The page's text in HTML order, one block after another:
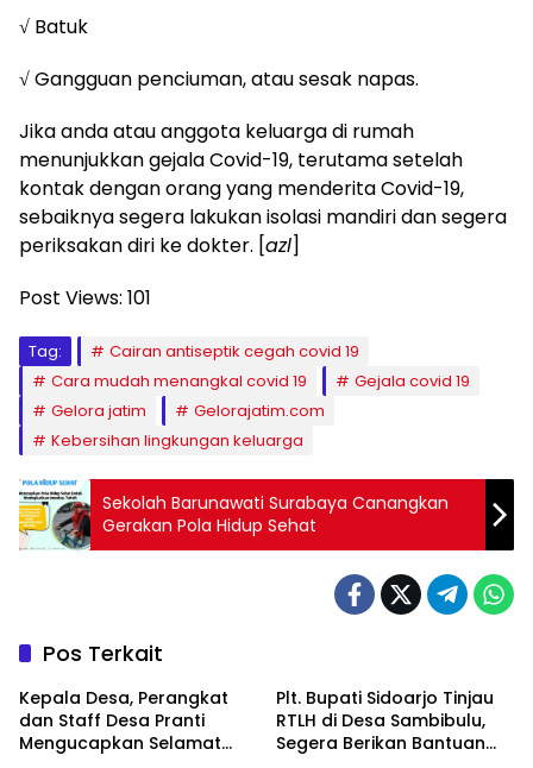
√ Batuk
√ Gangguan penciuman, atau sesak napas.
Jika anda atau anggota keluarga di rumah
menunjukkan gejala Covid-19, terutama setelah
kontak dengan orang yang menderita Covid-19,
sebaiknya segera lakukan isolasi mandiri dan segera
periksakan diri ke dokter. [azl]
Post Views: 101
Tag:
Cairan antiseptik cegah covid 19
Cara mudah menangkal covid 19
Gejala covid 19
Gelora jatim
Gelorajatim.com
Kebersihan lingkungan keluarga
Sekolah Barunawati Surabaya Canangkan
Gerakan Pola Hidup Sehat
Pos Terkait
Kepala Desa, Perangkat
dan Staff Desa Pranti
Mengucapkan Selamat
Plt. Bupati Sidoarjo Tinjau
RTLH di Desa Sambibulu,
Segera Berikan Bantuan